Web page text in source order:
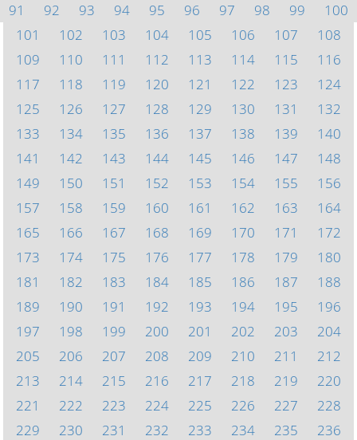
91
92 93 94 95 96 97 98 99
100
101
102 103 104 105 106 107
108
109
110 111 112 113 114 115
116
117
118 119 120 121 122 123
124
125
126 127 128 129 130 131
132
133
134 135 136 137 138 139
140
141
142 143 144 145 146 147
148
149
150 151 152 153 154 155
156
157
158 159 160 161 162 163
164
165
166 167 168 169 170 171
172
173
174 175 176 177 178 179
180
181
182 183 184 185 186 187
188
189
190 191 192 193 194 195
196
197
198 199 200 201 202 203
204
205
206 207 208 209 210 211
212
213
214 215 216 217 218 219
220
221
222 223 224 225 226 227
228
229
230 231 232 233 234 235
236